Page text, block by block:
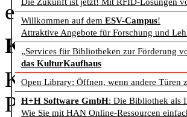
Willkommen auf dem ESV-Campus!
Attraktive Angebote für Forschung und
„Services für Bibliotheken zur Förderung
das KulturKaufhaus
Open Library: Öffnen, wenn andere Türen
H+H Software GmbH: Die Bibliothek als
Wie Sie mit HAN Online-Ressourcen
erweitert wurde.
Kitodo.Publication
Kitodo (ehemals
Produktion und